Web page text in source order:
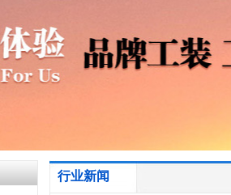
行业新闻